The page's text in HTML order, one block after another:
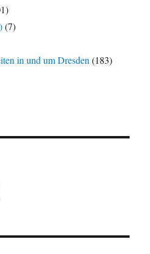
(7)
in und um Dresden(183)